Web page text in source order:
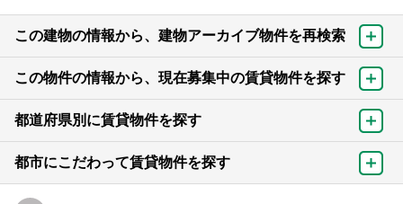
この建物の情報から、建物アーカイブ物件を再検索
この物件の情報から、現在募集中の賃貸物件を探す
都道府県別に賃貸物件を探す
都市にこだわって賃貸物件を探す